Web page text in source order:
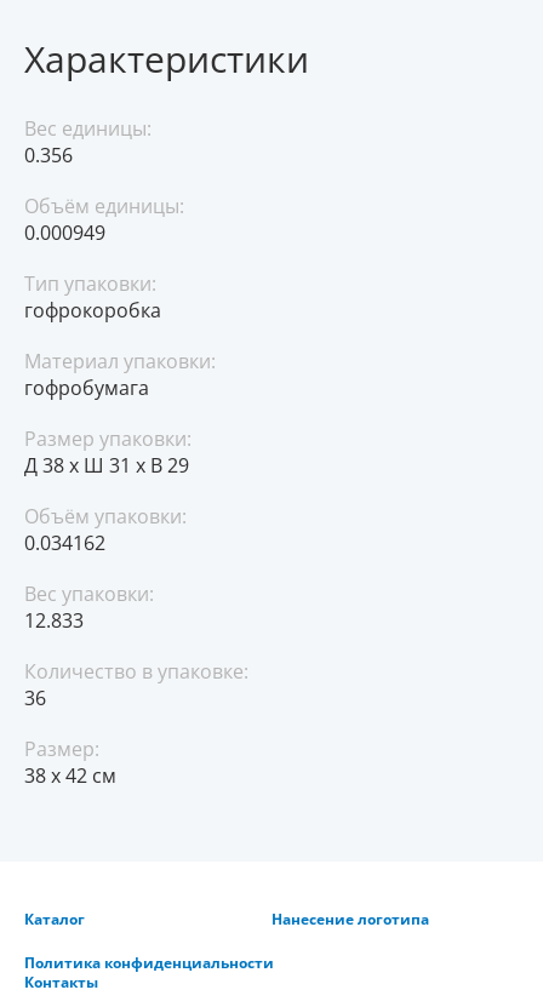
Характеристики
Вес единицы:
0.356
Объём единицы:
0.000949
Тип упаковки:
гофрокоробка
Материал упаковки:
гофробумага
Размер упаковки:
Д 38 x Ш 31 x В 29
Объём упаковки:
0.034162
Вес упаковки:
12.833
Количество в упаковке:
36
Размер:
38 х 42 см
Каталог Нанесение логотипа
Политика конфиденциальности
Контакты